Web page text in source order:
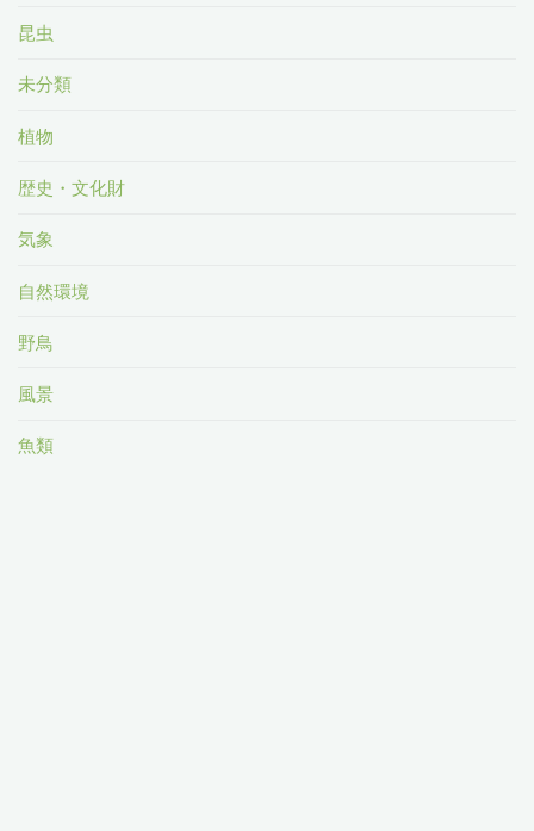
昆虫
未分類
植物
歴史・文化財
気象
自然環境
野鳥
風景
魚類